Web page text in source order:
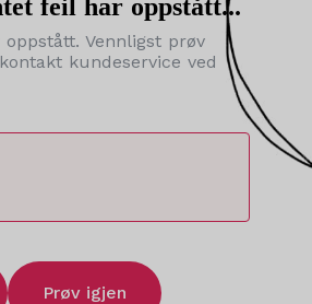
feil har oppstått...
Vennligst prøv
kundeservice ved
Prøv igjen